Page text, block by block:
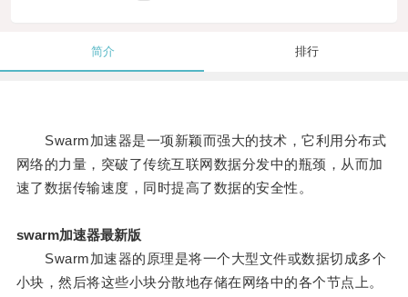
简介 排行
Swarm加速器是一项新颖而强大的技术，它利用分布式
网络的力量，突破了传统互联网数据分发中的瓶颈，从而加
速了数据传输速度，同时提高了数据的安全性。
swarm加速器最新版
Swarm加速器的原理是将一个大型文件或数据切成多个
小块，然后将这些小块分散地存储在网络中的各个节点上。